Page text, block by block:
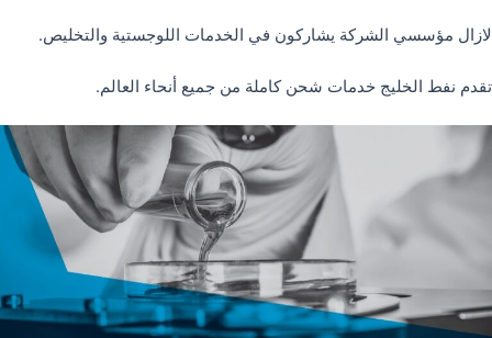
لازال مؤسسي الشركة يشاركون في الخدمات اللوجستية والتخليص.
تقدم نفط الخليج خدمات شحن كاملة من جميع أنحاء العالم.